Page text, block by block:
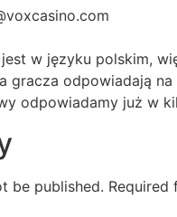
jest w języku polskim,
gracza odpowiadają
odpowiadamy już w
be published. Required